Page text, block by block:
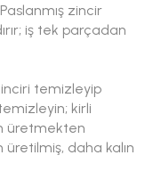
zincir
iş tek parçadan
temizleyip
kirli
üretmekten
daha kalın